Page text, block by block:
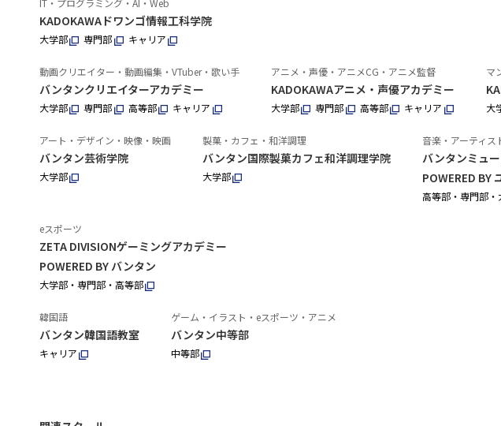
IT・プログラミング・AI・Web
KADOKAWAドワンゴ情報工科学院
大学部 専門部 キャリア
動画クリエイター・動画編集・VTuber・歌い手
バンタンクリエイターアカデミー
大学部 専門部 高等部 キャリア
アニメ・声優・アニメCG・アニメ監督
KADOKAWAアニメ・声優アカデミー
大学部 専門部 高等部 キャリア
マ
大
アート・デザイン・映像・映画
バンタン芸術学院
大学部
製菓・カフェ・和洋調理
バンタン国際製菓カフェ和洋調理学院
大学部
音楽・アーティ
バンタンミュ
POWERED BY
高等部・専門部
eスポーツ
ZETA DIVISIONゲーミングアカデミー
POWERED BY バンタン
大学部・専門部・高等部
韓国語
バンタン韓国語教室
キャリア
ゲーム・イラスト・eスポーツ・アニメ
バンタン中等部
中等部